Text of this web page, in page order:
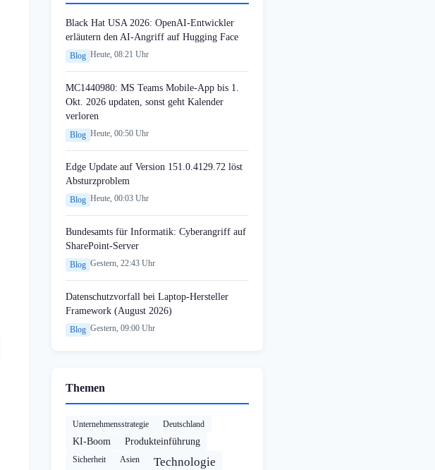
Black Hat USA 2026: OpenAI-Entwickler
erläutern den AI-Angriff auf Hugging Face
Blog Heute, 08:21 Uhr
MC1440980: MS Teams Mobile-App bis 1.
Okt. 2026 updaten, sonst geht Kalender
verloren
Blog Heute, 00:50 Uhr
Edge Update auf Version 151.0.4129.72 löst
Absturzproblem
Blog Heute, 00:03 Uhr
Bundesamts für Informatik: Cyberangriff auf
SharePoint-Server
Blog Gestern, 22:43 Uhr
Datenschutzvorfall bei Laptop-Hersteller
Framework (August 2026)
Blog Gestern, 09:00 Uhr
Themen
Unternehmensstrategie Deutschland
KI-Boom Produkteinführung
Sicherheit Asien Technologie